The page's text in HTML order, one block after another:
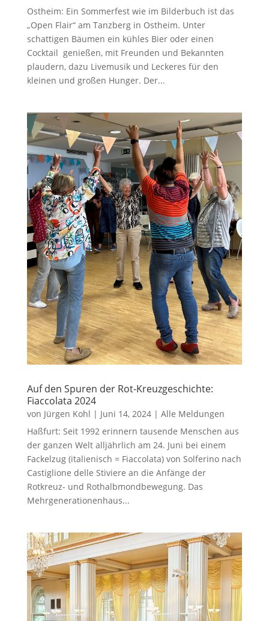
Ostheim: Ein Sommerfest wie im Bilderbuch ist das
„Open Flair“ am Tanzberg in Ostheim. Unter
schattigen Bäumen ein kühles Bier oder einen
Cocktail genießen, mit Freunden und Bekannten
plaudern, dazu Livemusik und Leckeres für den
kleinen und großen Hunger. Der...
Auf den Spuren der Rot-Kreuzgeschichte:
Fiaccolata 2024
von Jürgen Kohl | Juni 14, 2024| Alle Meldungen
Haßfurt: Seit 1992 erinnern tausende Menschen aus
der ganzen Welt alljährlich am 24. Juni bei einem
Fackelzug (italienisch = Fiaccolata) von Solferino nach
Castiglione delle Stiviere an die Anfänge der
Rotkreuz- und Rothalbmondbewegung. Das
Mehrgenerationenhaus...